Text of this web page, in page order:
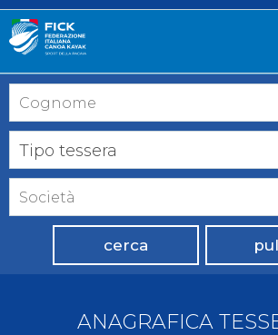
Tipo tessera
cerca
ANAGRAFICA